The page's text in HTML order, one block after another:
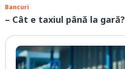
Bancuri
– Cât e taxiul până la gară?